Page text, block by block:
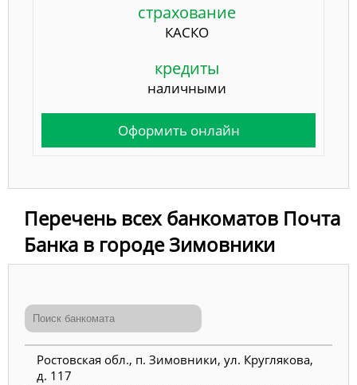
страхование
КАСКО
кредиты
наличными
Оформить онлайн
Перечень всех банкоматов Почта
Банка в городе Зимовники
Ростовская обл., п. Зимовники, ул. Круглякова,
д. 117